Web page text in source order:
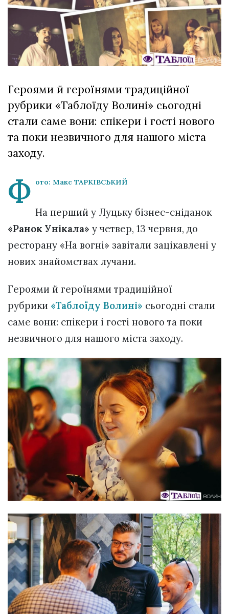
XIX
Спартакіада
VolWe...
29 Липня 2026
553 переглядів
Гамлет
Зіньківський
залишив у
три...
Всі розділи
ZONE 18+
Героями й героїнями традиційної
рубрики «Таблоїду Волині» сьогодні
стали саме вони: спікери і гості нового
та поки незвичного для нашого міста
заходу.
Ф ото: Макс ТАРКІВСЬКИЙ
На перший у Луцьку бізнес-сніданок
«Ранок Унікала» у четвер, 13 червня, до
ресторану «На вогні» завітали зацікавлені у
нових знайомствах лучани.
Героями й героїнями традиційної
рубрики «Таблоїду Волині» сьогодні стали
саме вони: спікери і гості нового та поки
незвичного для нашого міста заходу.